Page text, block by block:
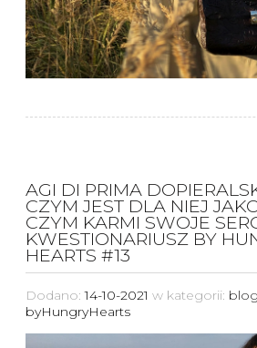
AGI DI PRIMA
CZYM JEST DLA NIEJ
CZYM KARMI SWOJE
KWESTIONARIUSZ BY
HEARTS #13
Dodano:14-10-2021 w kategorii: blog
byHungryHearts